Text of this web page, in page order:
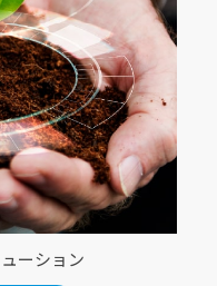
ーション